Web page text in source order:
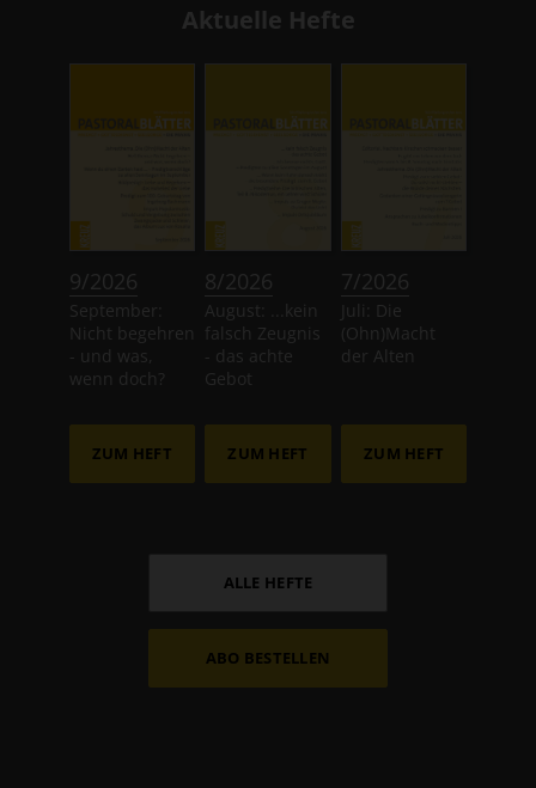
Aktuelle Hefte
9/2026
September:
Nicht begehren
- und was,
wenn doch?
ZUM HEFT
8/2026
August: ...kein
falsch Zeugnis
- das achte
Gebot
ZUM HEFT
7/2026
Juli: Die
(Ohn)Macht
der Alten
ZUM HEFT
ALLE HEFTE
ABO BESTELLEN